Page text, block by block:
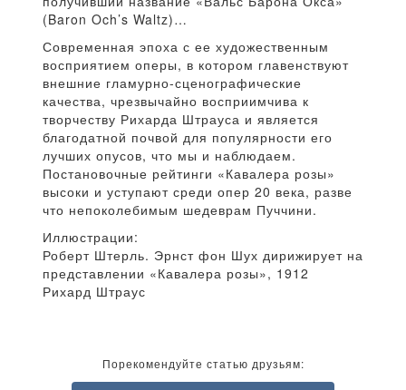
(Baron Och’s Waltz)…
Современная эпоха с ее художественным
восприятием оперы, в котором главенствуют
внешние гламурно-сценографические
качества, чрезвычайно восприимчива к
творчеству Рихарда Штрауса и является
благодатной почвой для популярности его
лучших опусов, что мы и наблюдаем.
Постановочные рейтинги «Кавалера розы»
высоки и уступают среди опер 20 века, разве
что непоколебимым шедеврам Пуччини.
Иллюстрации:
Роберт Штерль. Эрнст фон Шух дирижирует на
представлении «Кавалера розы», 1912
Рихард Штраус
Порекомендуйте статью друзьям: